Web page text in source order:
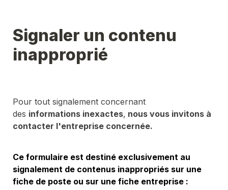
Signaler un contenu
inapproprié
Pour tout signalement concernant
des informations inexactes, nous vous invitons à
contacter l'entreprise concernée.
Ce formulaire est destiné exclusivement au
signalement de contenus inappropriés sur une
fiche de poste ou sur une fiche entreprise :